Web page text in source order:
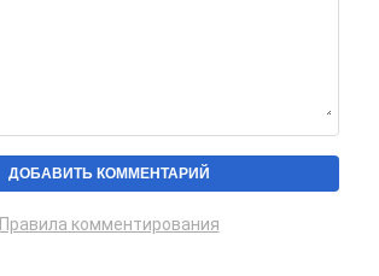
Правила комментирования